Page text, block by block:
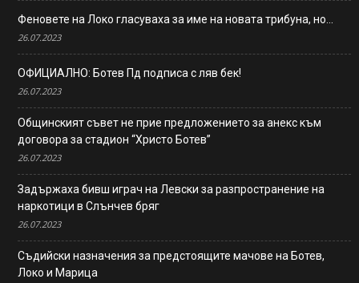
Феновете на Локо гласуваха за име на новата трибуна, но…
26.07.2023
ОФИЦИАЛНО: Ботев Пд подписа с ляв бек!
26.07.2023
Общинският съвет не прие предложението за анекс към
договора за стадион “Христо Ботев”
26.07.2023
Задържаха бивш играч на Левски за разпространение на
наркотици в Слънчев бряг
26.07.2023
Съдийски назначения за предстоящите мачове на Ботев,
Локо и Марица